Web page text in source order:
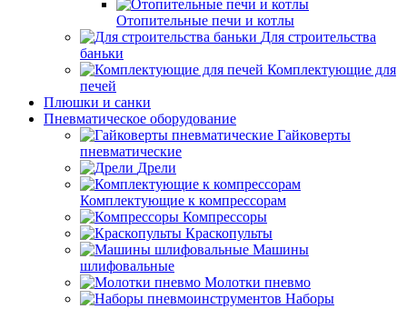
Отопительные печи и котлы
Для строительства
баньки
Комплектующие для
печей
Плюшки и санки
Пневматическое оборудование
Гайковерты
пневматические
Дрели
Комплектующие к компрессорам
Компрессоры
Краскопульты
Машины
шлифовальные
Молотки пневмо
Наборы